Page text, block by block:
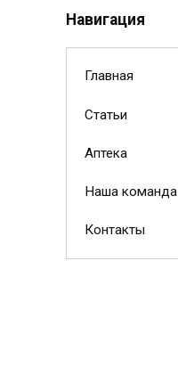
Навигация
Главная
Статьи
Аптека
Наша команда
Контакты